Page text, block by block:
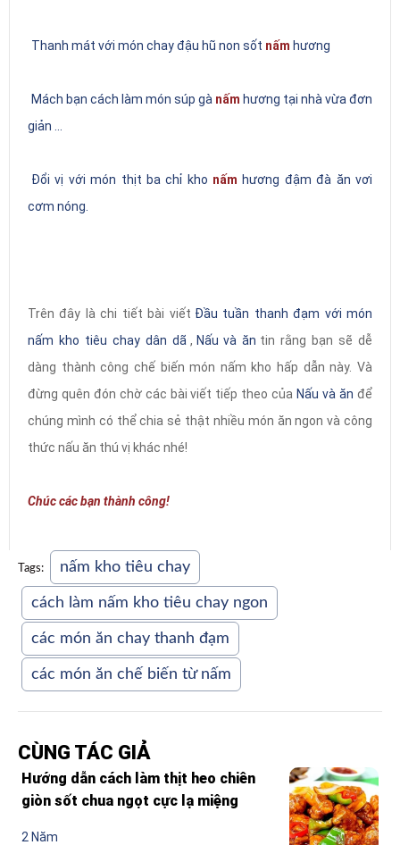
Thanh mát với món chay đậu hũ non sốt nấm hương
Mách bạn cách làm món súp gà nấm hương tại nhà vừa đơn
giản ...
Đổi vị với món thịt ba chỉ kho nấm hương đậm đà ăn vơi
cơm nóng.
Trên đây là chi tiết bài viết Đầu tuần thanh đạm với món
nấm kho tiêu chay dân dã , Nấu và ăn tin rằng bạn sẽ dễ
dàng thành công chế biến món nấm kho hấp dẫn này. Và
đừng quên đón chờ các bài viết tiếp theo của Nấu và ăn để
chúng mình có thể chia sẻ thật nhiều món ăn ngon và công
thức nấu ăn thú vị khác nhé!
Chúc các bạn thành công!
Tags: nấm kho tiêu chay
cách làm nấm kho tiêu chay ngon
các món ăn chay thanh đạm
các món ăn chế biến từ nấm
CÙNG TÁC GIẢ
Hướng dẫn cách làm thịt heo chiên
giòn sốt chua ngọt cực lạ miệng
2 Năm